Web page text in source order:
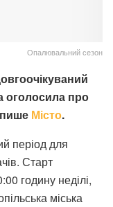
Опалювальний сезон
оголосила про
Місто.
період для
Старт
годину неділі,
міська